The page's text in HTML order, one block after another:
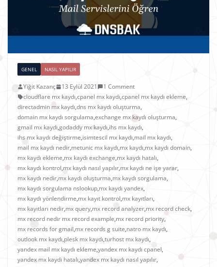
GENEL NASIL YAPILIR
Yiğit Kazanç 13 Eylül 2021
1 Comment
cloudflare mx kaydı,cpanel mx kaydı,cpanel mx kaydı ekleme,
directadmin mx kaydı,dns mx kaydı oluşturma,
domain mx kaydı sorgulama,exchange mx kaydı oluşturma,
gmail mx kaydı,godaddy mx kaydı,ihs mx kaydı,
ihs mx kaydı değiştirme,isimtescil mx kaydı,mail mx kaydı,
mail mx kaydı nedir,metunic mx kaydı,mx kaydı,mx kaydı domain,
mx kaydı ekleme,mx kaydı exchange,mx kaydı hatalı,
mx kaydı kontrol,mx kaydı nasıl yapılır,mx kaydı ne işe yarar,
mx kaydı nedir,mx kaydı oluşturma,mx kaydı sorgulama,
mx kaydı sorgulama nslookup,mx kaydı yandex,
mx kaydı yönlendirme,mx kayıt kontrol,mx kayıtları,
mx kayıtları nedir,mx query,mx record analyzer,mx record check,
mx record nedir mx record example,mx record priority,
mx records for gmail,mx records g suite,natro mx kaydı,
outlook mx kaydı,plesk mx kaydı,turhost mx kaydı,
yandex mail mx kaydı ekleme,yandex mx kaydı cpanel,
yandex mx kaydı hatalı,yandex mx kaydı nasıl yapılır,